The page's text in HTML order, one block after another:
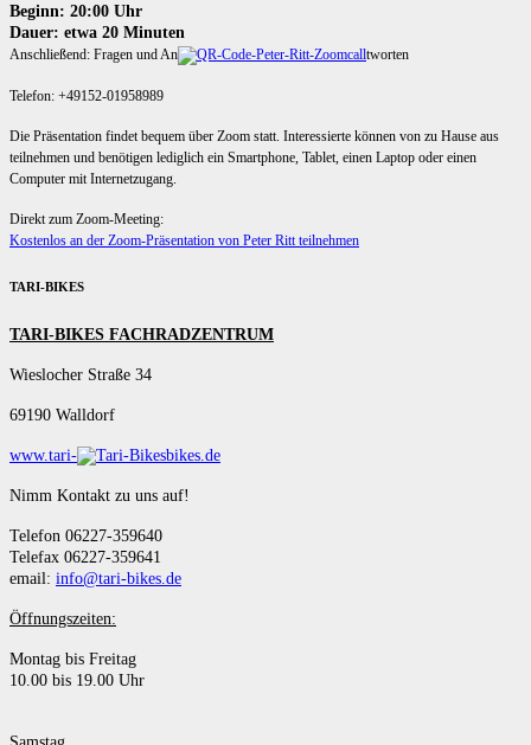
Beginn: 20:00 Uhr
Dauer: etwa 20 Minuten
Anschließend: Fragen und An tworten
Telefon: +49152-01958989
Die Präsentation findet bequem über Zoom statt. Interessierte können von zu Hause aus
teilnehmen und benötigen lediglich ein Smartphone, Tablet, einen Laptop oder einen
Computer mit Internetzugang.
Direkt zum Zoom-Meeting:
Kostenlos an der Zoom-Präsentation von Peter Ritt teilnehmen
TARI-BIKES
TARI-BIKES FACHRADZENTRUM
Wieslocher Straße 34
69190 Walldorf
www.tari- bikes.de
Nimm Kontakt zu uns auf!
Telefon 06227-359640
Telefax 06227-359641
email: info@tari-bikes.de
Öffnungszeiten:
Montag bis Freitag
10.00 bis 19.00 Uhr